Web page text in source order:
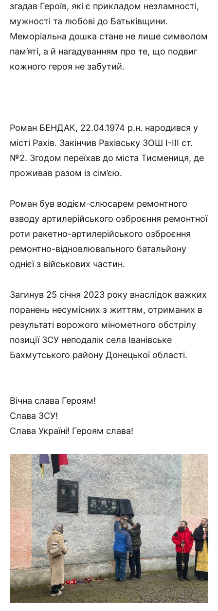
згадав Героїв, які є прикладом незламності,
мужності та любові до Батьківщини.
Меморіальна дошка стане не лише символом
пам’яті, а й нагадуванням про те, що подвиг
кожного героя не забутий.
Роман БЕНДАК, 22.04.1974 р.н. народився у
місті Рахів. Закінчив Рахівську ЗОШ І-ІІІ ст.
№2. Згодом переїхав до міста Тисмениця, де
проживав разом із сім’єю.
Роман був водієм-слюсарем ремонтного
взводу артилерійського озброєння ремонтної
роти ракетно-артилерійського озброєння
ремонтно-відновлювального батальйону
однієї з військових частин.
Загинув 25 січня 2023 року внаслідок важких
поранень несумісних з життям, отриманих в
результаті ворожого мінометного обстрілу
позиції ЗСУ неподалік села Іванівське
Бахмутського району Донецької області.
Вічна слава Героям!
Слава ЗСУ!
Слава Україні! Героям слава!